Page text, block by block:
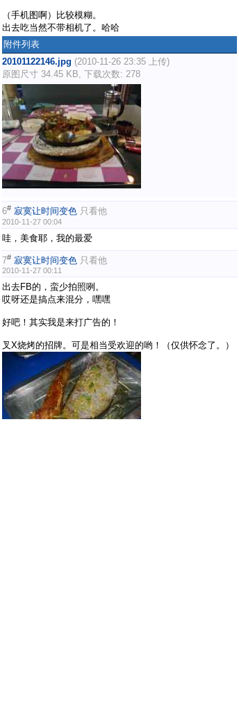
（手机图啊）比较模糊。
出去吃当然不带相机了。哈哈
附件列表
20101122146.jpg (2010-11-26 23:35 上传)
原图尺寸 34.45 KB, 下载次数: 278
6# 寂寞让时间变色 只看他
2010-11-27 00:04
哇，美食耶，我的最爱
7# 寂寞让时间变色 只看他
2010-11-27 00:11
出去FB的，蛮少拍照咧。
哎呀还是搞点来混分，嘿嘿
好吧！其实我是来打广告的！
叉X烧烤的招牌。可是相当受欢迎的哟！（仅供怀念了。）